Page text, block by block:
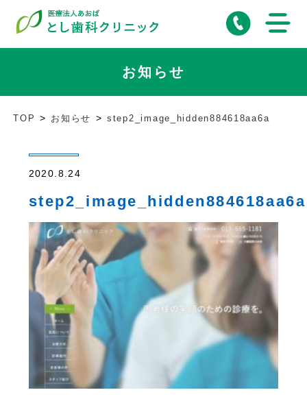
お知らせ
TOP お知らせ step2_image_hidden884618aa6a
2020.8.24
step2_image_hidden884618aa6a